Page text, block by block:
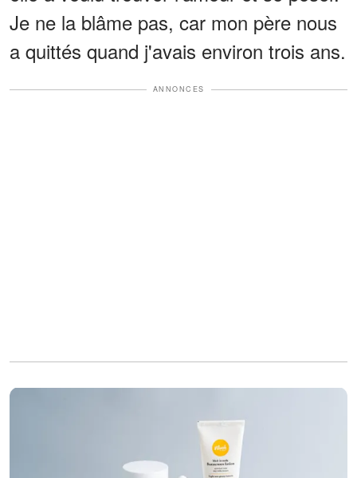
Je ne la blâme pas, car mon père nous
a quittés quand j'avais environ trois ans.
ANNONCES